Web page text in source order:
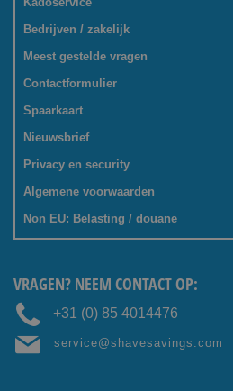
Bedrijven / zakelijk
Meest gestelde vragen
Contactformulier
Spaarkaart
Nieuwsbrief
Privacy en security
Algemene voorwaarden
Non EU: Belasting / douane
VRAGEN? NEEM CONTACT OP:
+31 (0) 85 4014476
service@shavesavings.com